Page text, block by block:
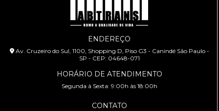
ENDEREÇO
Av. Cruzeiro do Sul, 1100, Shopping D, Piso G3 - Canindé São Paulo -
SP - CEP: 04648-071
HORÁRIO DE ATENDIMENTO
Segunda à Sexta: 9:00h às 18:00h
CONTATO